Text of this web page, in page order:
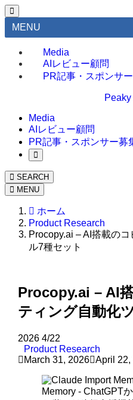
MENU
Media
AIレビュー顧問
PR記事・スポンサ
Media
AIレビュー顧問
PR記事・スポンサー募
SEARCH
MENU
ホーム
Product Research
Procopy.ai – AI搭載の
ル7種セット
Procopy.ai – AI
ティング自動化
2026 4/22
Product Research
March 31, 2026
April 22,